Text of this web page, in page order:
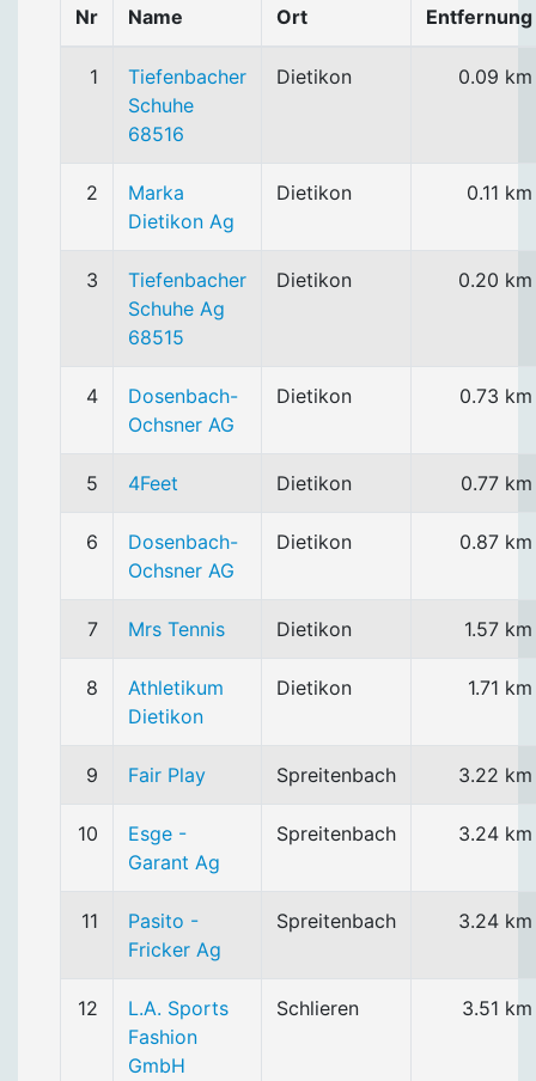
Nr Name Ort Entfernung
1
Tiefenbacher
Schuhe
68516
Dietikon 0.09 km
2
Marka
Dietikon Ag
Dietikon 0.11 km
3
Tiefenbacher
Schuhe Ag
68515
Dietikon 0.20 km
4
Dosenbach-
Ochsner AG
Dietikon 0.73 km
5 4Feet Dietikon 0.77 km
6
Dosenbach-
Ochsner AG
Dietikon 0.87 km
7 Mrs Tennis Dietikon 1.57 km
8
Athletikum
Dietikon
Dietikon 1.71 km
9 Fair Play Spreitenbach 3.22 km
10
Esge -
Garant Ag
Spreitenbach 3.24 km
11
Pasito -
Fricker Ag
Spreitenbach 3.24 km
12
L.A. Sports
Fashion
GmbH
Schlieren 3.51 km